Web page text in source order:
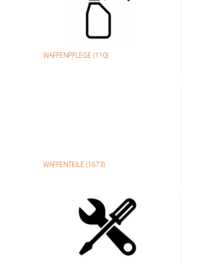
WAFFENPFLEGE (110)
WAFFENTEILE (1673)